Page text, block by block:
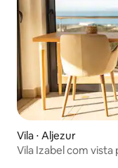
Vila ⋅ Aljezur
Vila Izabel com vista